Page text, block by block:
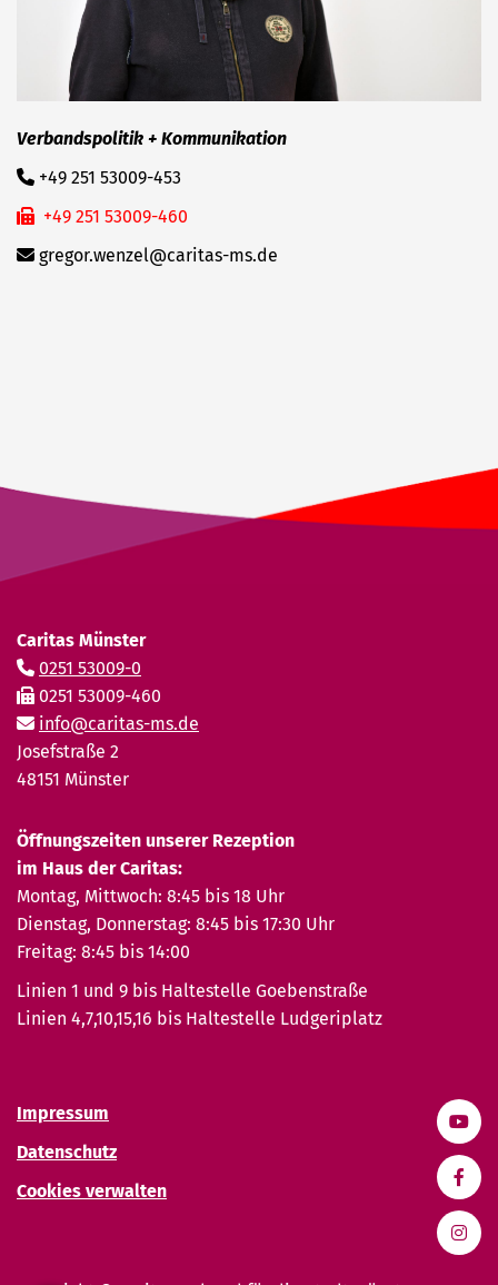
Verbandspolitik + Kommunikation
+49 251 53009-453
+49 251 53009-460
gregor.wenzel@caritas-ms.de
Caritas Münster
0251 53009-0
0251 53009-460
info@caritas-ms.de
Josefstraße 2
48151 Münster
Öffnungszeiten unserer Rezeption
im Haus der Caritas:
Montag, Mittwoch: 8:45 bis 18 Uhr
Dienstag, Donnerstag: 8:45 bis 17:30 Uhr
Freitag: 8:45 bis 14:00
Linien 1 und 9 bis Haltestelle Goebenstraße
Linien 4,7,10,15,16 bis Haltestelle Ludgeriplatz
Impressum
Datenschutz
Cookies verwalten